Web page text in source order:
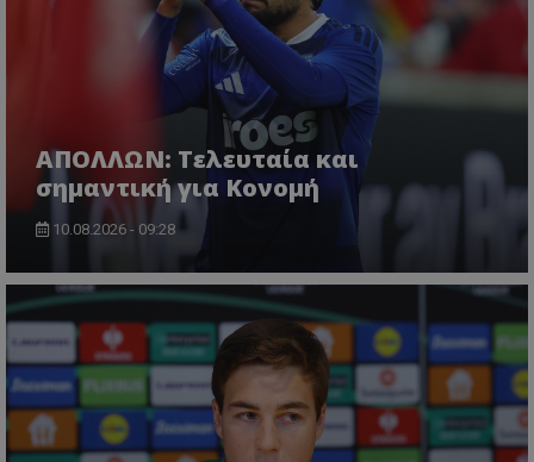
ΑΠΟΛΛΩΝ: Τελευταία και
σημαντική για Κονομή
10.08.2026 - 09:28